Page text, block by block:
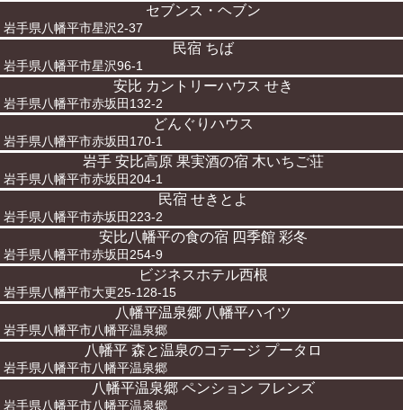
セブンス・ヘブン
岩手県八幡平市星沢2-37
民宿 ちば
岩手県八幡平市星沢96-1
安比 カントリーハウス せき
岩手県八幡平市赤坂田132-2
どんぐりハウス
岩手県八幡平市赤坂田170-1
岩手 安比高原 果実酒の宿 木いちご荘
岩手県八幡平市赤坂田204-1
民宿 せきとよ
岩手県八幡平市赤坂田223-2
安比八幡平の食の宿 四季館 彩冬
岩手県八幡平市赤坂田254-9
ビジネスホテル西根
岩手県八幡平市大更25-128-15
八幡平温泉郷 八幡平ハイツ
岩手県八幡平市八幡平温泉郷
八幡平 森と温泉のコテージ プータロ
岩手県八幡平市八幡平温泉郷
八幡平温泉郷 ペンション フレンズ
岩手県八幡平市八幡平温泉郷